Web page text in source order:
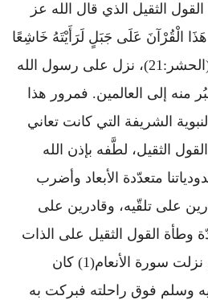
الثقيل الذي قال الله عز
الْقُرْآنَ عَلَى جَبَلٍ لَرَأَيْتَهُ خَاشِعًا
مُتَصَدِّعًا مِنْ خَشْيَةِ اللهِ﴾(الحشر:21)، نزل على رسول الله
منه إلى العالمين. فمرور هذا
الشريفة التي كانت تعاني
الثقيل، لطَّفه بإذن الله
متعدّدة الأبعاد وأضرب
على تلقّيه، وقادرين على
القول الثقيل على الذات
النبوية الشريفة، أنه حين نزلت سورة الأنعام(1) كان
وسلم فوق راحلته فبركت به